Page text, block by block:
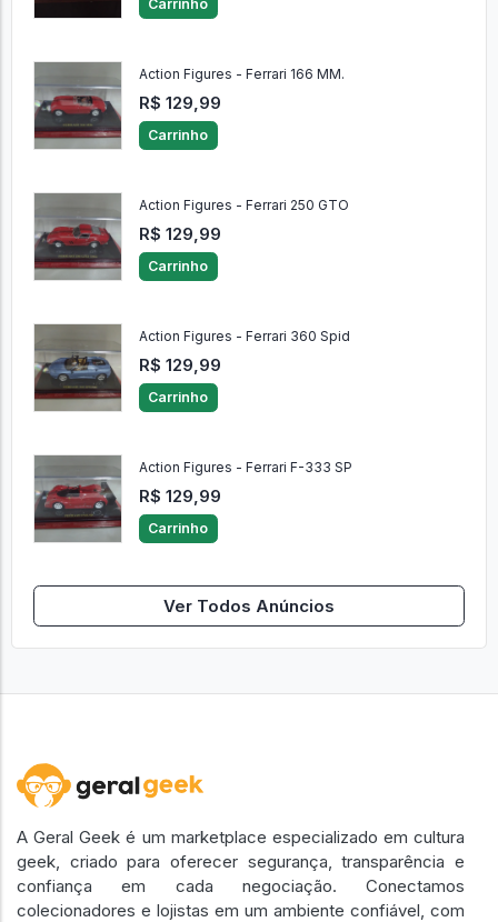
Carrinho
Action Figures - Ferrari 166 MM.
R$ 129,99
Carrinho
Action Figures - Ferrari 250 GTO
R$ 129,99
Carrinho
Action Figures - Ferrari 360 Spid
R$ 129,99
Carrinho
Action Figures - Ferrari F-333 SP
R$ 129,99
Carrinho
Ver Todos Anúncios
A Geral Geek é um marketplace especializado em cultura
geek, criado para oferecer segurança, transparência e
confiança em cada negociação. Conectamos
colecionadores e lojistas em um ambiente confiável, com